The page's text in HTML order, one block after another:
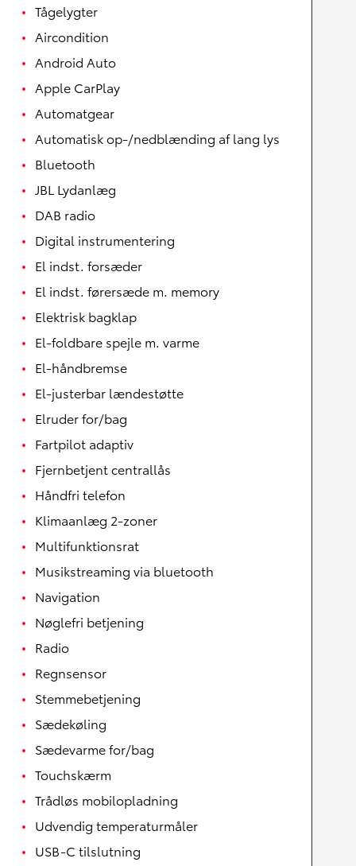
Tågelygter
Aircondition
Android Auto
Apple CarPlay
Automatgear
Automatisk op-/nedblænding af lang lys
Bluetooth
JBL Lydanlæg
DAB radio
Digital instrumentering
El indst. forsæder
El indst. førersæde m. memory
Elektrisk bagklap
El-foldbare spejle m. varme
El-håndbremse
El-justerbar lændestøtte
Elruder for/bag
Fartpilot adaptiv
Fjernbetjent centrallås
Håndfri telefon
Klimaanlæg 2-zoner
Multifunktionsrat
Musikstreaming via bluetooth
Navigation
Nøglefri betjening
Radio
Regnsensor
Stemmebetjening
Sædekøling
Sædevarme for/bag
Touchskærm
Trådløs mobilopladning
Udvendig temperaturmåler
USB-C tilslutning